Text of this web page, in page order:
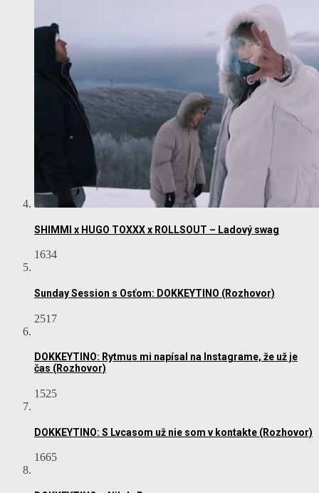
SHIMMI x HUGO TOXXX x ROLLSOUT – Ladový swag
1634
Sunday Session s Osťom: DOKKEYTINO (Rozhovor)
2517
DOKKEYTINO: Rytmus mi napísal na Instagrame, že už je
čas (Rozhovor)
1525
DOKKEYTINO: S Lvcasom už nie som v kontakte (Rozhovor)
1665